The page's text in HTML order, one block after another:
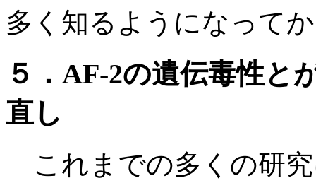
多く知るようになって
５．AF-2の遺伝毒性と
直し
これまでの多くの研